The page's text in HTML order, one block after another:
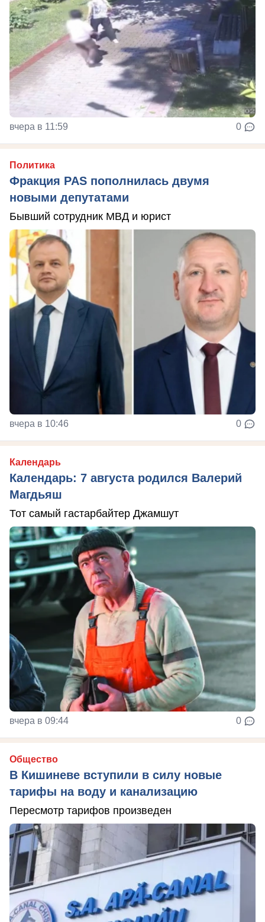
вчера в 11:59 0
Политика
Фракция PAS пополнилась двумя
новыми депутатами
Бывший сотрудник МВД и юрист
вчера в 10:46 0
Календарь
Календарь: 7 августа родился Валерий
Магдьяш
Тот самый гастарбайтер Джамшут
вчера в 09:44 0
Общество
В Кишиневе вступили в силу новые
тарифы на воду и канализацию
Пересмотр тарифов произведен